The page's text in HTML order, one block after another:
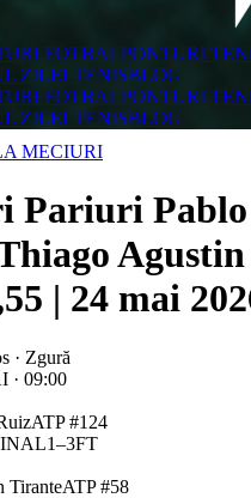
FOTBALPONTURI
ZILEI TENISBLOG
FOTBALPONTURI
ZILEI TENISBLOG
MECIURI
Pariuri
| 24 mai
· Zgură
· 09:00
ATP#124
1–3FT
TiranteATP#58